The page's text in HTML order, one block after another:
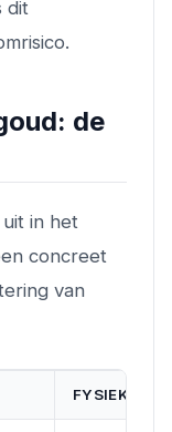
dit
de
in het
concreet
van
FYSIEK